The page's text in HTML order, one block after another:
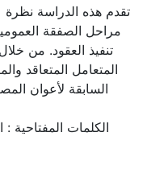
تقدم هذه الدراسة نظرة
مراحل الصفقة
تنفيذ العقود. من
المتعامل المتعاقد
السابقة لأعوان
الكلمات المفتاحية :